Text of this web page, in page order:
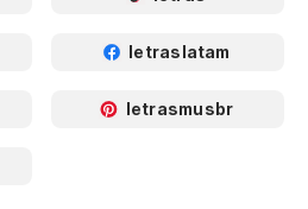
letraslatam
letrasmusbr